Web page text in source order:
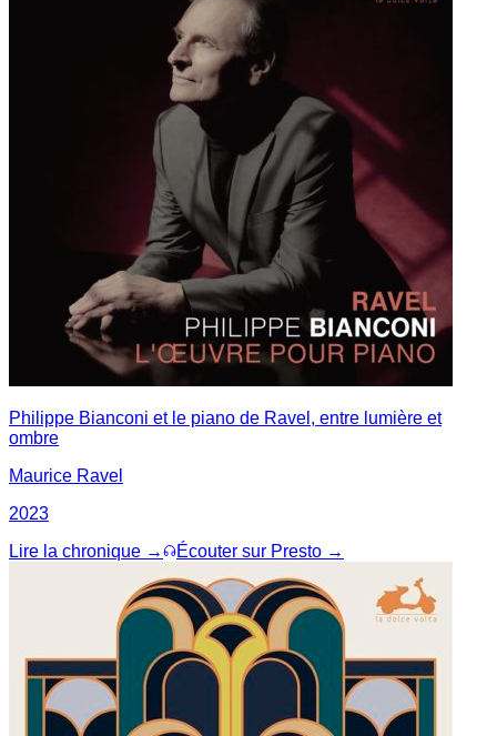
Philippe Bianconi et le piano de Ravel, entre lumière et
ombre
Maurice Ravel
2023
Lire la chronique →
Écouter sur Presto →